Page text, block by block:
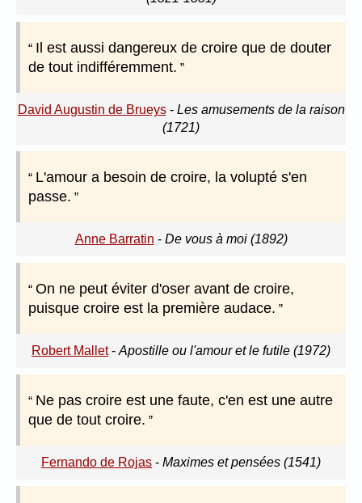
Il est aussi dangereux de croire que de douter
de tout indifféremment.
David Augustin de Brueys- Les amusements de la raison
(1721)
L'amour a besoin de croire, la volupté s'en
passe.
Anne Barratin - De vous à moi (1892)
On ne peut éviter d'oser avant de croire,
puisque croire est la première audace.
Robert Mallet- Apostille ou l'amour et le futile (1972)
Ne pas croire est une faute, c'en est une autre
que de tout croire.
Fernando de Rojas - Maximes et pensées (1541)